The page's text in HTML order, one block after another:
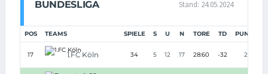
BUNDESLIGA Stand: 24.05.2024
POS TEAMS SPIELE S U N TORE TD PUNKTE
17 1.FC Köln 34 5 12 17 28:60 -32 27